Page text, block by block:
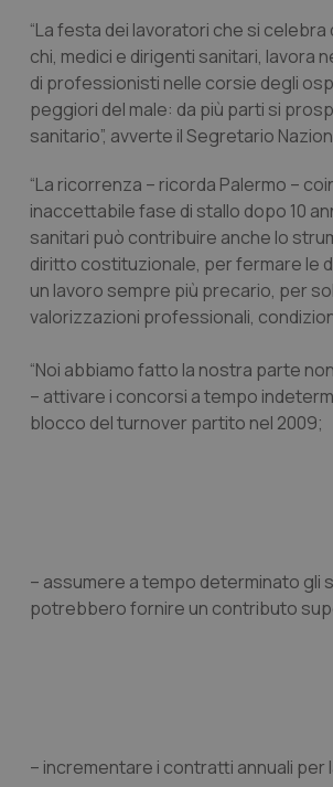
“La festa dei lavoratori che si
chi, medici e dirigenti sanitari, lavora
di professionisti nelle corsie degli
peggiori del male: da più parti si
sanitario”, avverte il Segretario
“La ricorrenza – ricorda Palermo –
inaccettabile fase di stallo dopo 10
sanitari può contribuire anche lo
diritto costituzionale, per fermare le
un lavoro sempre più precario, per
valorizzazioni professionali,
“Noi abbiamo fatto la nostra parte
– attivare i concorsi a tempo
blocco del turnover partito nel 2009;
– assumere a tempo determinato gli
potrebbero fornire un contributo
– incrementare i contratti annuali per